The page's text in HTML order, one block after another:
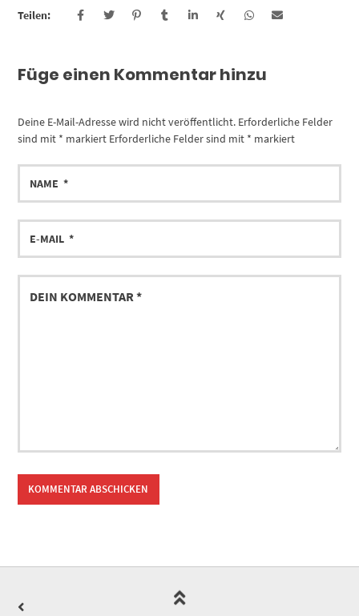
Teilen:
Füge einen Kommentar hinzu
Deine E-Mail-Adresse wird nicht veröffentlicht. Erforderliche Felder
sind mit * markiert Erforderliche Felder sind mit * markiert